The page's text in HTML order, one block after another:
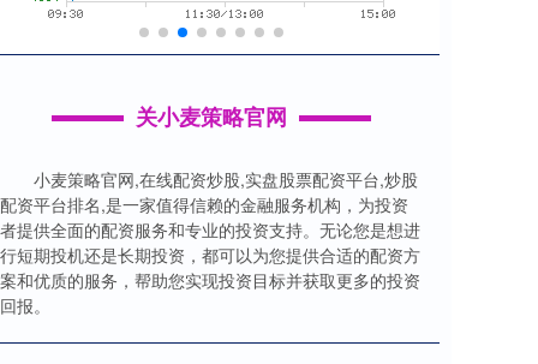
关小麦策略官网
小麦策略官网,在线配资炒股,实盘股票配资平台,炒股
配资平台排名,是一家值得信赖的金融服务机构，为投资
者提供全面的配资服务和专业的投资支持。无论您是想进
行短期投机还是长期投资，都可以为您提供合适的配资方
案和优质的服务，帮助您实现投资目标并获取更多的投资
回报。